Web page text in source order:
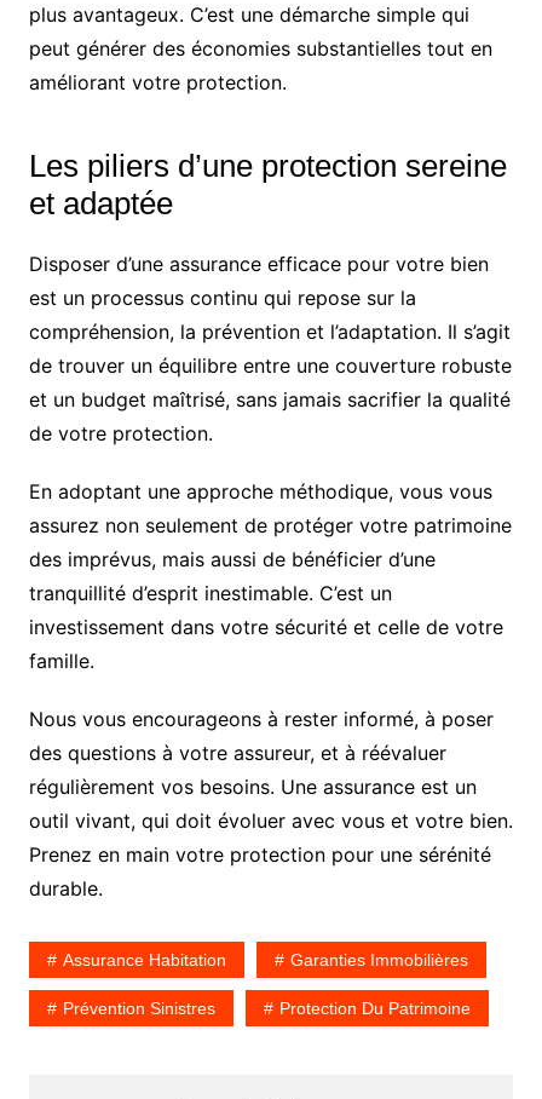
plus avantageux. C’est une démarche simple qui
peut générer des économies substantielles tout en
améliorant votre protection.
Les piliers d’une protection sereine
et adaptée
Disposer d’une assurance efficace pour votre bien
est un processus continu qui repose sur la
compréhension, la prévention et l’adaptation. Il s’agit
de trouver un équilibre entre une couverture robuste
et un budget maîtrisé, sans jamais sacrifier la qualité
de votre protection.
En adoptant une approche méthodique, vous vous
assurez non seulement de protéger votre patrimoine
des imprévus, mais aussi de bénéficier d’une
tranquillité d’esprit inestimable. C’est un
investissement dans votre sécurité et celle de votre
famille.
Nous vous encourageons à rester informé, à poser
des questions à votre assureur, et à réévaluer
régulièrement vos besoins. Une assurance est un
outil vivant, qui doit évoluer avec vous et votre bien.
Prenez en main votre protection pour une sérénité
durable.
Assurance Habitation Garanties Immobilières
Prévention Sinistres Protection Du Patrimoine